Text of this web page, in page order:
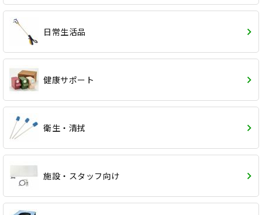
日常生活品
健康サポート
衛生・清拭
施設・スタッフ向け